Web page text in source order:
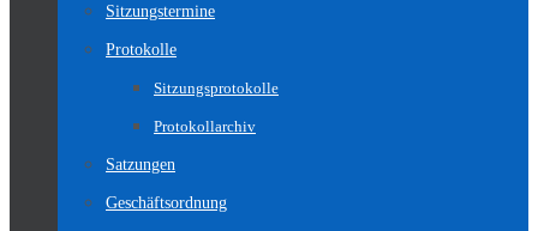
Sitzungstermine
Protokolle
Sitzungsprotokolle
Protokollarchiv
Satzungen
Geschäftsordnung